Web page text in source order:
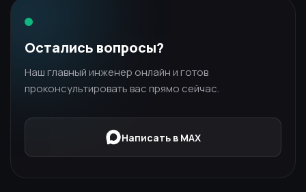
Остались вопросы?
Наш главный инженер онлайн и готов
проконсультировать вас прямо сейчас.
Написать в MAX